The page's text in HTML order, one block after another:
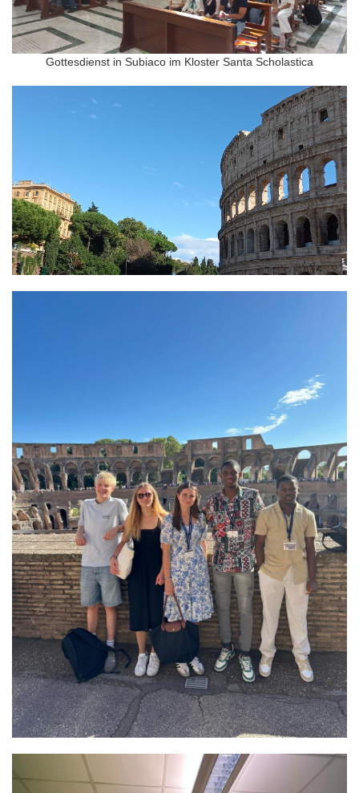
Gottesdienst in Subiaco im Kloster Santa Scholastica